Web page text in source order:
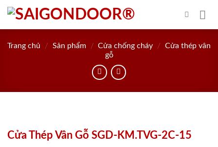
Skip
content
Trang chủ / Sản phẩm / Cửa chống cháy /
Cửa thép vân
gỗ
Cửa Thép Vân Gỗ SGD-KM.TVG-2C-15